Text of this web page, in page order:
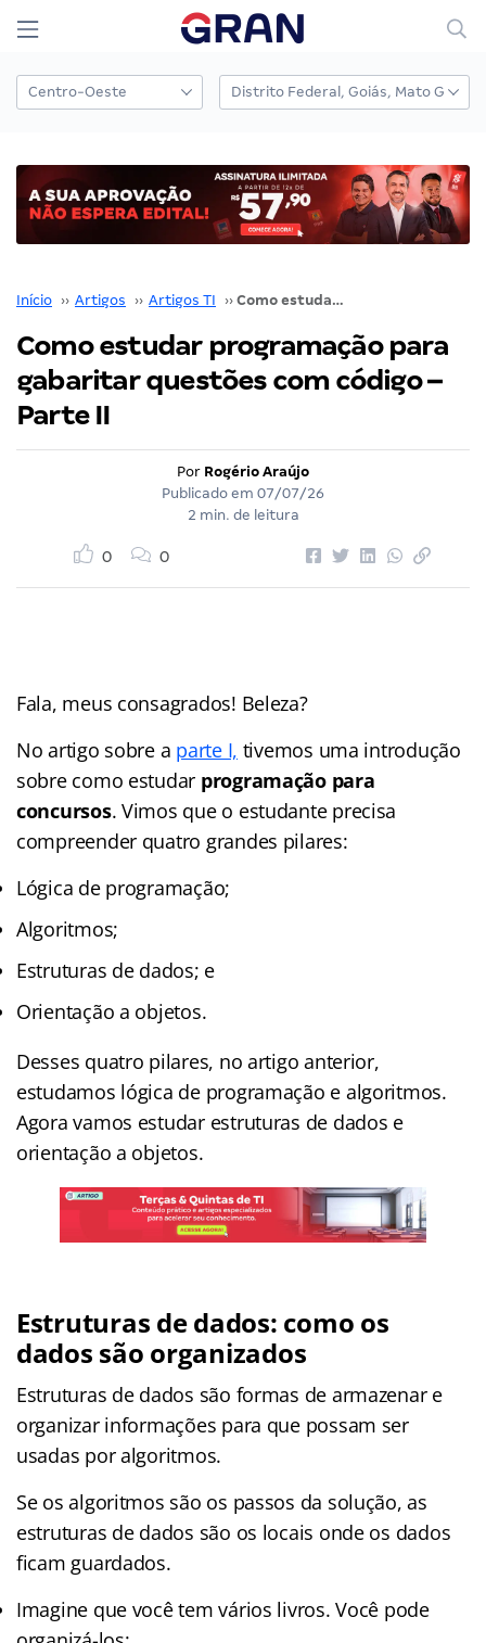
Início ›› Artigos ›› Artigos TI ›› Como estudar programação para gabaritar questões com código – Parte II
Como estudar programação para
gabaritar questões com código –
Parte II
Por Rogério Araújo
Publicado em 07/07/26
2 min. de leitura
0 0
Fala, meus consagrados! Beleza?
No artigo sobre a parte I, tivemos uma introdução
sobre como estudar programação para
concursos. Vimos que o estudante precisa
compreender quatro grandes pilares:
Lógica de programação;
Algoritmos;
Estruturas de dados; e
Orientação a objetos.
Desses quatro pilares, no artigo anterior,
estudamos lógica de programação e algoritmos.
Agora vamos estudar estruturas de dados e
orientação a objetos.
Estruturas de dados: como os
dados são organizados
Estruturas de dados são formas de armazenar e
organizar informações para que possam ser
usadas por algoritmos.
Se os algoritmos são os passos da solução, as
estruturas de dados são os locais onde os dados
ficam guardados.
Imagine que você tem vários livros. Você pode